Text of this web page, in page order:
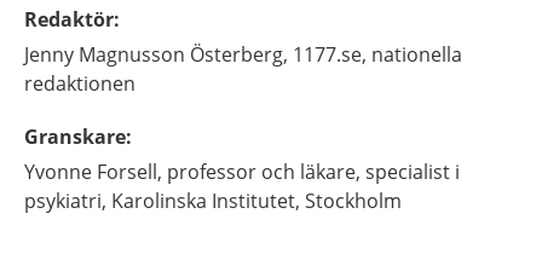
Redaktör:
Jenny Magnusson Österberg, 1177.se, nationella
redaktionen
Granskare:
Yvonne Forsell, professor och läkare, specialist i
psykiatri, Karolinska Institutet, Stockholm